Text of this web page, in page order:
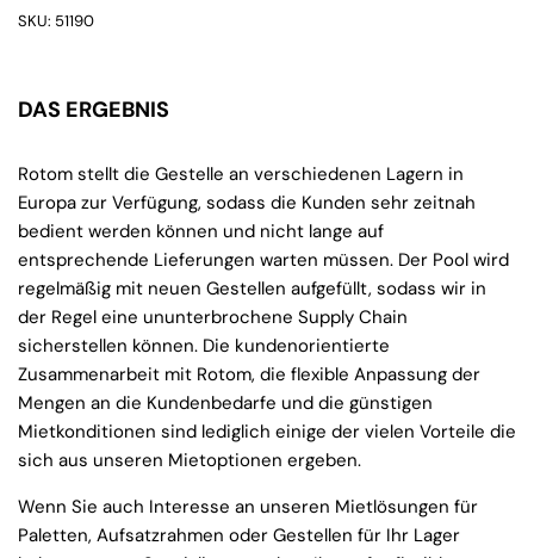
SKU: 51190
DAS ERGEBNIS
Rotom stellt die Gestelle an verschiedenen Lagern in
Europa zur Verfügung, sodass die Kunden sehr zeitnah
bedient werden können und nicht lange auf
entsprechende Lieferungen warten müssen. Der Pool wird
regelmäßig mit neuen Gestellen aufgefüllt, sodass wir in
der Regel eine ununterbrochene Supply Chain
sicherstellen können. Die kundenorientierte
Zusammenarbeit mit Rotom, die flexible Anpassung der
Mengen an die Kundenbedarfe und die günstigen
Mietkonditionen sind lediglich einige der vielen Vorteile die
sich aus unseren Mietoptionen ergeben.
Wenn Sie auch Interesse an unseren Mietlösungen für
Paletten, Aufsatzrahmen oder Gestellen für Ihr Lager